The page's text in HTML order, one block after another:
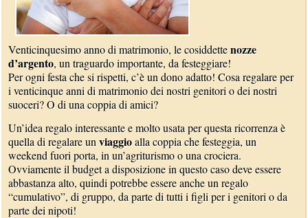
Venticinquesimo anno di matrimonio, le cosiddettenozze
d’argento, un traguardo importante, da festeggiare!
Per ogni festa che si rispetti, c’è un dono adatto! Cosa regalare per
i venticinque anni di matrimonio dei nostri genitori o dei nostri
suoceri? O di una coppia di amici?
Un’idea regalo interessante e molto usata per questa ricorrenza è
quella di regalare unviaggioalla coppia che festeggia, un
weekend fuori porta, in un’agriturismo o una crociera.
Ovviamente il budget a disposizione in questo caso deve essere
abbastanza alto, quindi potrebbe essere anche un regalo
“cumulativo”, di gruppo, da parte di tutti i figli per i genitori o da
parte dei nipoti!